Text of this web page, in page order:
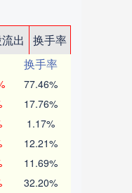
出
换手率
换手率
77.46%
17.76%
1.17%
12.21%
11.69%
32.20%